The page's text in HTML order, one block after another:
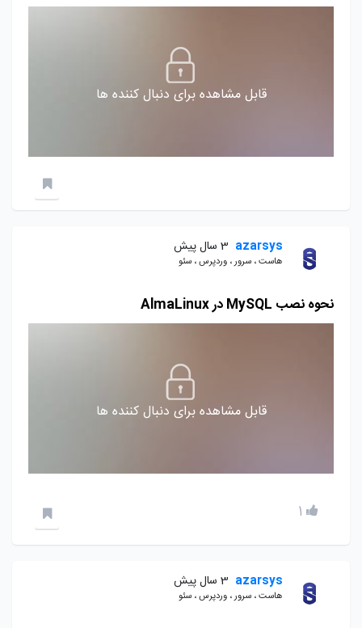
قابل مشاهده برای دنبال کننده ها
azarsys 3 سال پیش
هاست ، سرور ، وردپرس ، سئو
نحوه نصب MySQL در AlmaLinux
قابل مشاهده برای دنبال کننده ها
1
azarsys 3 سال پیش
هاست ، سرور ، وردپرس ، سئو